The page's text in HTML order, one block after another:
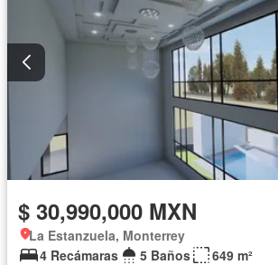
$ 30,990,000 MXN
La Estanzuela, Monterrey
4 Recámaras
5 Baños
649 m²